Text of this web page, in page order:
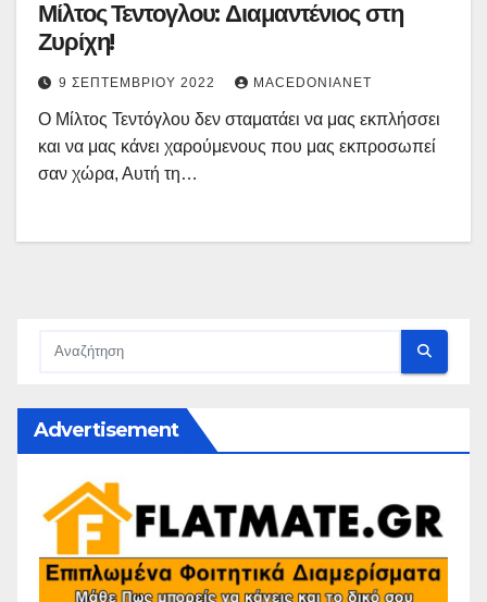
Μίλτος Τεντογλου: Διαμαντένιος στη
Ζυρίχη!
9 ΣΕΠΤΕΜΒΡΊΟΥ 2022 MACEDONIANET
Ο Μίλτος Τεντόγλου δεν σταματάει να μας εκπλήσσει
και να μας κάνει χαρούμενους που μας εκπροσωπεί
σαν χώρα, Αυτή τη…
Advertisement